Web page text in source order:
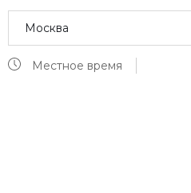
Москва
Местное время